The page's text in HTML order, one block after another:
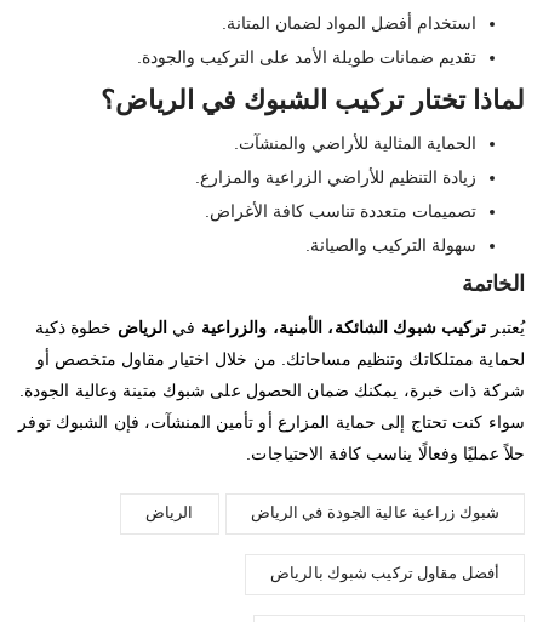
استخدام أفضل المواد لضمان المتانة.
تقديم ضمانات طويلة الأمد على التركيب والجودة.
لماذا تختار تركيب الشبوك في الرياض؟
الحماية المثالية للأراضي والمنشآت.
زيادة التنظيم للأراضي الزراعية والمزارع.
تصميمات متعددة تناسب كافة الأغراض.
سهولة التركيب والصيانة.
الخاتمة
يُعتبر تركيب شبوك الشائكة، الأمنية، والزراعية في الرياض خطوة ذكية
لحماية ممتلكاتك وتنظيم مساحاتك. من خلال اختيار مقاول متخصص أو
شركة ذات خبرة، يمكنك ضمان الحصول على شبوك متينة وعالية الجودة.
سواء كنت تحتاج إلى حماية المزارع أو تأمين المنشآت، فإن الشبوك توفر
حلاً عمليًا وفعالًا يناسب كافة الاحتياجات.
الرياض شبوك زراعية عالية الجودة في الرياض
أفضل مقاول تركيب شبوك بالرياض